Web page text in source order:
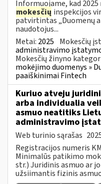
Informuojame, kad 2025
mokesčių inspekcijos
patvirtintas „Duomenų
naudotojus...
Metai: 2025 Mokesčių
administravimo
Mokesčių žinyno
mokėjimo duomenys »
paaiškinimai Fintech
Kuriuo atveju
arba individualia
asmuo neatitiks
administravimo
Web turinio sąrašas
Registracijos numeris
Minimalūs patikimo
str.) Juridinis asmuo ar
užsiimantis fizinis